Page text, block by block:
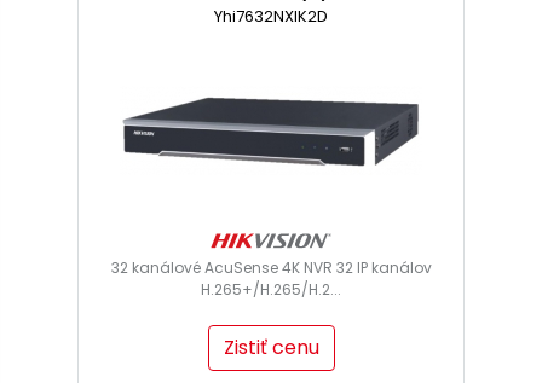
Yhi7632NXIK2D
32 kanálové AcuSense 4K NVR 32 IP kanálov
H.265+/H.265/H.2...
Zistiť cenu